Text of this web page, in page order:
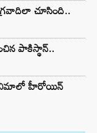
చూసింది..
పాకిస్థాన్..
సినిమాలో హీరోయిన్